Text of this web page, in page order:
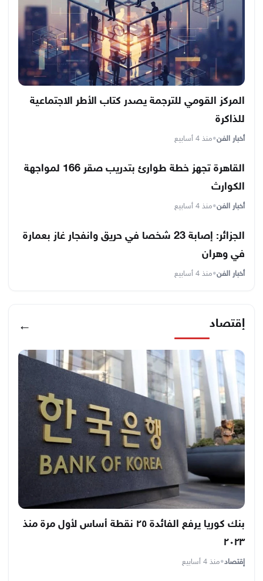
المركز القومي للترجمة يصدر كتاب الأطر الاجتماعية
للذاكرة
أخبار الفن•منذ 4 أسابيع
القاهرة تجهز خطة طوارئ بتدريب صقر 166 لمواجهة
الكوارث
أخبار الفن•منذ 4 أسابيع
الجزائر: إصابة 23 شخصا في حريق وانفجار غاز بعمارة
في وهران
أخبار الفن•منذ 4 أسابيع
إقتصاد ←
بنك كوريا يرفع الفائدة ٢٥ نقطة أساس لأول مرة منذ
٢٠٢٣
إقتصاد•منذ 4 أسابيع